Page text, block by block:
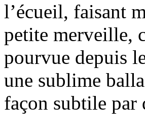
l’écueil, faisant
petite merveille,
pourvue depuis
une sublime
façon subtile par